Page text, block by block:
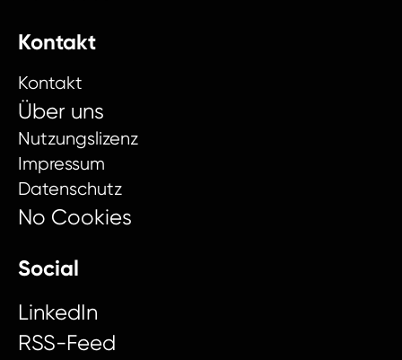
Kontakt
Kontakt
Über uns
Nutzungslizenz
Impressum
Datenschutz
No Cookies
Social
LinkedIn
RSS-Feed